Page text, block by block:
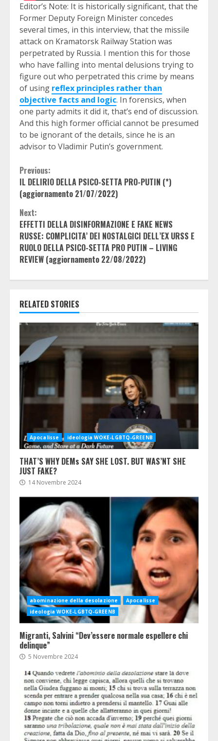
Editor’s Note: It is historically significant, that the
Former Deputy Foreign Minister concedes
several times, in this interview, that the missile
attack on Kramatorsk Railway Station was
perpetrated by Russia. I mention this for those
who have falling into mental delusions trying to
figure out who perpetrated this crime by means
of using reflex principles rather than
objective facts and logic. In forensics, when
one party admits it did it, that’s end of discussion.
And this high former official cannot be presumed
to be ignorant of the details, since he is an
advisor to Vladimir Putin’s government.
Continue
Reading
Previous:
IL DELIRIO DELLA PSICO-SETTA PRO-PUTIN (*)
(aggiornamento 21/07/2022)
Next:
EFFETTI DELLA DISINFORMAZIONE E FAKE NEWS
RUSSE: COMPLICITA’ DEI NOSTALGICI DELL’EX URSS E
RUOLO DELLA PSICO-SETTA PRO PUTIN – LIVING
REVIEW (aggiornamento 22/08/2022)
RELATED STORIES
Apocalisse ideologia WOKE-LGBTQ-GREENB
THAT’S WHY DEMs SAY SHE LOST. BUT WAS’NT SHE
JUST FAKE?
14 Novembre 2024
abominazione della desolazione
Apocalisse
ideologia WOKE-LGBTQ-GREENB
Migranti, Salvini “Dev’essere normale espellere chi
delinque”
5 Novembre 2024